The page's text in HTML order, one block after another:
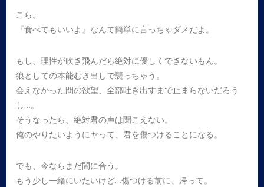
こら。
『食べてもいいよ』なんて簡単に言っちゃダメだよ。
もし、理性が吹き飛んだら絶対に優しくできないもん。
狼としての本能むき出しで襲っちゃう。
会えなかった間の欲望、全部吐き出すまで止まらないだろう
し…。
そうなったら、絶対君の声は聞こえない。
俺のやりたいようにヤって、君を傷つけることになる。
でも、今ならまだ間に合う。
もう少し一緒にいたいけど…傷つける前に、帰って。